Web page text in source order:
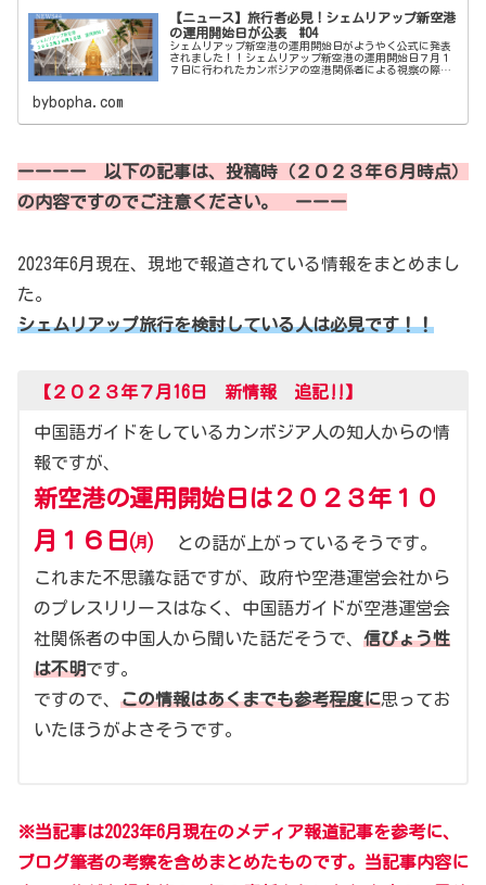
【ニュース】旅行者必見！シェムリアップ新空港
の運用開始日が公表 #04
シェムリアップ新空港の運用開始日がようやく公式に発表
されました！！シェムリアップ新空港の運用開始日７月１
７日に行われたカンボジアの空港関係者による視察の際
bybopha.com
ーーーー 以下の記事は、投稿時（２０２３年６月時点）
の内容ですのでご注意ください。 ーーー
2023年6月現在、現地で報道されている情報をまとめまし
た。
シェムリアップ旅行を検討している人は必見です！！
【２０２３年７月16日 新情報 追記‼】
中国語ガイドをしているカンボジア人の知人からの情
報ですが、
新空港の運用開始日は２０２３年１０
月１６日㈪
との話が上がっているそうです。
これまた不思議な話ですが、政府や空港運営会社から
のプレスリリースはなく、中国語ガイドが空港運営会
社関係者の中国人から聞いた話だそうで、 信ぴょう性
は不明です。
ですので、 この情報はあくまでも参考程度に思ってお
いたほうがよさそうです。
※当記事は2023年6月現在のメディア報道記事を参考に、
ブログ筆者の考察を含めまとめたものです。当記事内容に